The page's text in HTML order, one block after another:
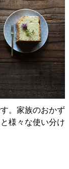
。家族のおかず
様々な使い分け